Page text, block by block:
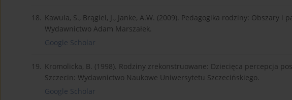
18. Kawula, S., Brągiel, J., Janke, A.W. (2009). Pedagogika rodziny: Obszary
Wydawnictwo Adam Marszałek.
Google Scholar
19. Kromolicka, B. (1998). Rodziny zrekonstruowane: Dziecięca percepcja
Szczecin: Wydawnictwo Naukowe Uniwersytetu Szczecińskiego.
Google Scholar